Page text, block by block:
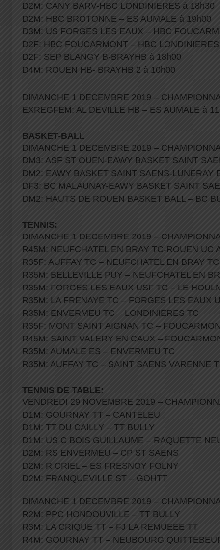
D2M: CANY BARV-HBC LONDINIERES à 18h30
D2M: HBC BROTONNE – ES AUMALE à 19h00
D3M: US FORGES LES EAUX – HBC
D2F: HBC FOUCARMONT – HBC
D2F: SEP BLANGY B-BRAYHB à 18h00
D4M: ROUEN HB- BRAYHB 2 à 10h00
DIMANCHE 1 DECEMBRE 2019 –
EXREGFEM: AL DEVILLE HB – ES AUMALE à
BASKET-BALL
DIMANCHE 1 DECEMBRE 2019 –
DM3: ASF ST OUEN-EAWY BASKET SAINT
DM2: EAWY BASKET SAINT SAENS-LUNERAY
DF3: BC MALAUNAY-EAWY BASKET SAINT
DM2: HAUTS DE ROUEN BASKET BALL – BC
TENNIS:
DIMANCHE 1 DECEMBRE 2019 –
R45M: NEUFCHATEL EN BRAY TC-ROUEN UC
R35F: AUFFAY TC – NEUFCHATEL EN BRAY TC
R35M: BELLEVILLE PUY – NEUFCHATEL EN
R35M: FORGES LES EAUX USF TC – LE
R35M: LA FRENAYE TC – FORGES LES EAUX
R35M: ENVERMEU TC – LONDINIERES TC
R35F: MONT SAINT AIGNAN TC –
R45M: SAINT VALERY EN CAUX –
R35M: AUMALE ES – ENVERMEU TC
R35M: AUFFAY TC – SAINT SAENS VARENNE
TENNIS DE TABLE:
VENDREDI 29 NOVEMBRE 2019 –
D1M: GOURNAY TT – CANTELEU
D1M: TT DU CAILLY – TT BULLY
D1M: US C BOIS GUILLAUME – RAQUETTE
D2M: RS ENVERMEU – CP ST SAENS
D2M: R CRIEL – ES FRESNOY FOLNY
D2M: FRANQUEVILLE ST – GOHTT
DIMANCHE 1 DECEMBRE 2019 –
R2M: PPC HONDOUVILLE – TT BULLY
R3M: LA CRIQUE TT – FJ LA REMUEEE TT
R4M: GOURNAY TT – NEUBOURG